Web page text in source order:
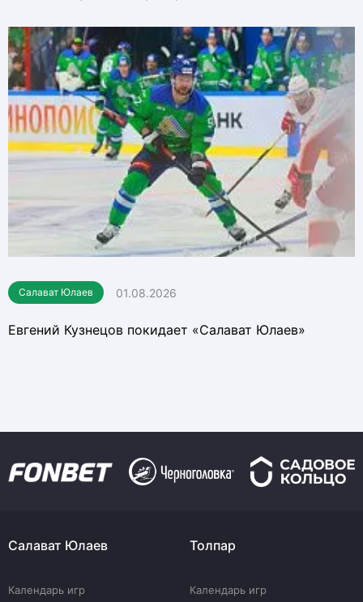
Салават Юлаев 01.08.2026
Евгений Кузнецов покидает «Салават Юлаев»
Салават Юлаев
Календарь игр
Толпар
Календарь игр